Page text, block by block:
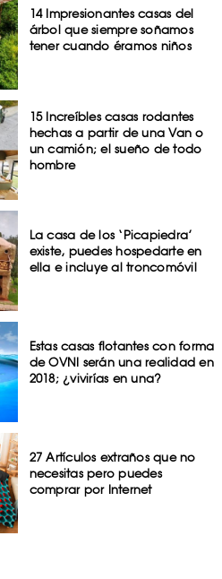
14 Impresionantes casas del
árbol que siempre soñamos
tener cuando éramos niños
15 Increíbles casas rodantes
hechas a partir de una Van o
un camión; el sueño de todo
hombre
La casa de los ‘Picapiedra’
existe, puedes hospedarte en
ella e incluye al troncomóvil
Estas casas flotantes con forma
de OVNI serán una realidad en
2018; ¿vivirías en una?
27 Artículos extraños que no
necesitas pero puedes
comprar por Internet